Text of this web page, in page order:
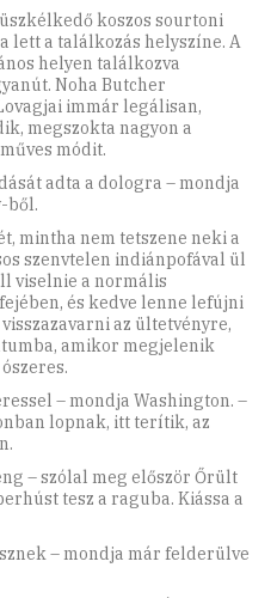
koszos sourtoni
lett a találkozás helyszíne. A
helyen találkozva
Noha Butcher
immár legálisan,
megszokta nagyon a
módit.
adta a dologra – mondja
ből.
mintha nem tetszene neki a
szenvtelen indiánpofával ül
viselnie a normális
és kedve lenne lefújni
az ültetvényre,
amikor megjelenik
– mondja Washington. –
lopnak, itt terítik, az
– szólal meg először Őrült
tesz a raguba. Kiássa a
– mondja már felderülve